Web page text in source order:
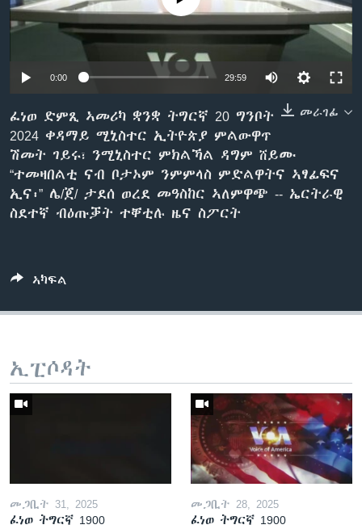
ቂሔ ጽልሚ
ቋንቋታት
0:00 29:59
መራገፊ
ፈነወ ድምጺ ኣመሪካ ቋንቋ ትግርኛ 20 ግንቦት
2024 ቀዳማይ ሚኒስተር ኢትዮጵያ ምልውዋጥ
ሽመት ገይሩ፣ ንሚኒስተር ምክልኻል ዳግም ሸይሙ
“ተመዛበልቲ ናብ ቦታኦም ንምምላስ ምድልዋትና ኣፃፊፍና
ኢና፡” ሌ/ጀ/ ታደሰ ወረደ መዓስከር ኣለምዋጭ -- ኤርትራዊ
ስደተኛ ብዕጡቓት ተቐቲሉ ዜና ስፖርት
ኣካፍል
ኢፒሶዳት
መጋቢት 31, 2025
ፈነወ ትግርኛ 1900
መጋቢት 28, 2025
ፈነወ ትግርኛ 1900